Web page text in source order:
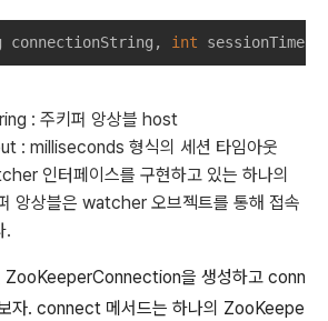
connectionString , int
: 주키퍼 앙상블 host
: milliseconds 형식의 세션 타임아웃
인터페이스를 구현하고 있는 하나의
앙상블은 watcher 오브젝트를 통해 접속
.
ZooKeeperConnection을 생성하고 conn
자. connect 메서드는 하나의 ZooKeepe